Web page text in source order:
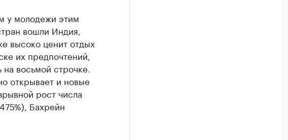
у молодежи этим
вошли Индия,
высоко ценит отдых
их предпочтений,
восьмой строчке.
открывает и новые
рост числа
Бахрейн